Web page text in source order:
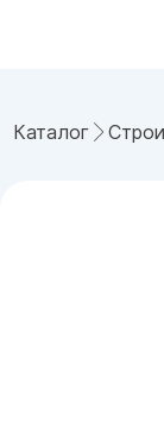
Каталог